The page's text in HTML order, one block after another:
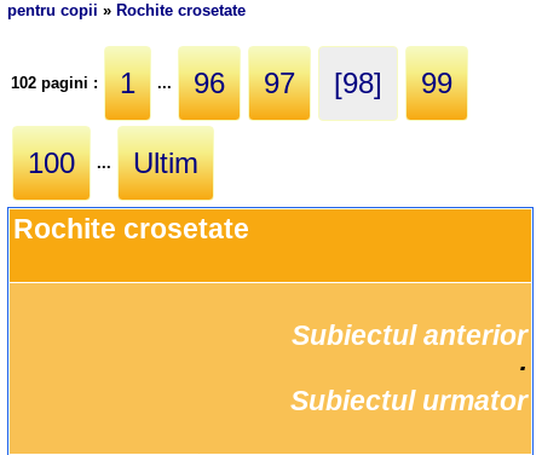
pentru copii » Rochite crosetate
102 pagini : 1 ... 96 97 [98] 99
100 ... Ultim
Rochite crosetate
Subiectul anterior
Subiectul urmator